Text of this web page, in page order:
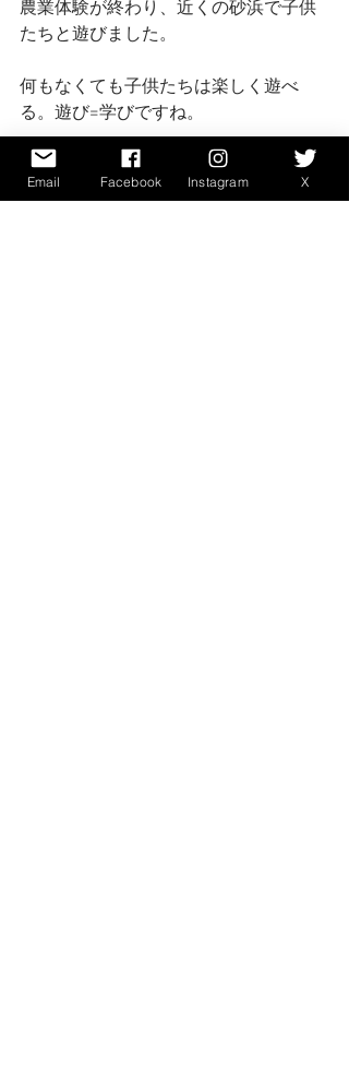
農業体験が終わり、近くの砂浜で子供
たちと遊びました。
何もなくても子供たちは楽しく遊べ
る。遊び=学びですね。
淡路島の海岸の夕日は最高に綺麗でし
Email Facebook Instagram X